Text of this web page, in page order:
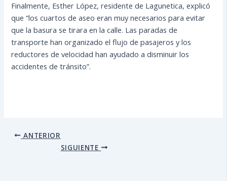
Finalmente, Esther López, residente de Lagunetica, explicó
que “los cuartos de aseo eran muy necesarios para evitar
que la basura se tirara en la calle. Las paradas de
transporte han organizado el flujo de pasajeros y los
reductores de velocidad han ayudado a disminuir los
accidentes de tránsito”.
ANTERIOR
SIGUIENTE